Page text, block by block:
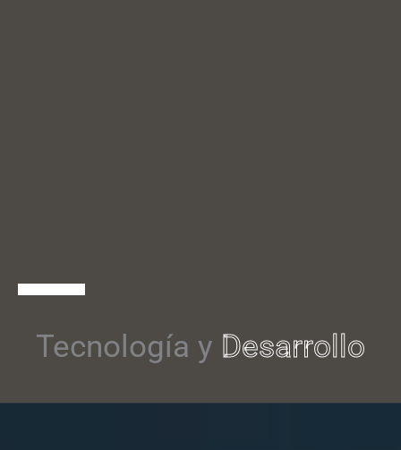
Tecnología y Desarrollo